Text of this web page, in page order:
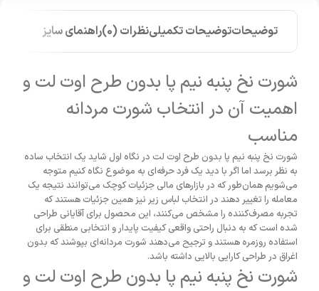
توضیحاتتوضیحات تکمیلینظرات (0) راهنمای سایز
شورت نخ پنبه نیم پا بدون طرح اوت لت و
اهمیت آن در انتخاب شورت مردانه
مناسب
شورت نخ پنبه نیم پا بدون طرح اوت لت در نگاه اول شاید یک انتخاب ساده
به نظر برسد اما اگر با دید یک فرد حرفه‌ای به موضوع نگاه کنیم متوجه
می‌شویم همان‌طور که در بازارهای مالی جزئیات کوچک می‌توانند نتیجه یک
معامله را تغییر دهند در انتخاب لباس زیر نیز همین جزئیات هستند که
تجربه مصرف‌کننده را مشخص می‌کنند، این محصول برای آقایانی طراحی
شده است که به دنبال راحتی واقعی کیفیت پایدار و انتخابی منطقی برای
استفاده روزمره هستند و ترجیح می‌دهند شورت مردانه‌ای بپوشند که بدون
اغراق در طراحی کارایی بالایی داشته باشد.
شورت نخ پنبه نیم پا بدون طرح اوت لت و